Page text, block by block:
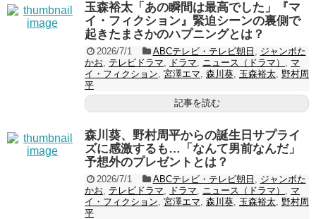
玉森裕太「あの瞬間は最高でした」『マ
イ・フィクション』緊迫シーンの裏側で
起きたまさかのハプニングとは？
2026/7/1 ABCテレビ・テレビ朝日 , ジャンボた
かお, テレビドラマ, ドラマ, ニュース（ドラマ） , マ
イ・フィクション, 宮澤エマ, 森川葵, 玉森裕太, 野村周
平
記事を読む
森川葵、野村周平からの誕生日サプライ
ズに感激するも…「なんて男前なんだ」
予想外のプレゼントとは？
2026/7/1 ABCテレビ・テレビ朝日 , ジャンボた
かお, テレビドラマ, ドラマ, ニュース（ドラマ） , マ
イ・フィクション, 宮澤エマ, 森川葵, 玉森裕太, 野村周
平